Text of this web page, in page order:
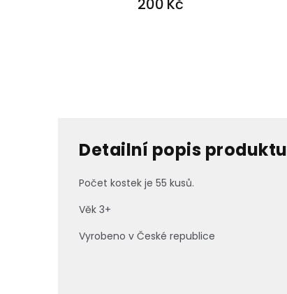
Detailní popis produktu
Počet kostek je 55 kusů.
Věk 3+
Vyrobeno v České republice